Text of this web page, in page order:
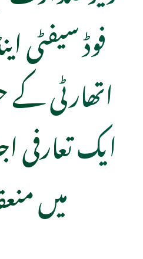
فوڈ سیفٹی
اتھارٹی
ایک تعارفی
میں